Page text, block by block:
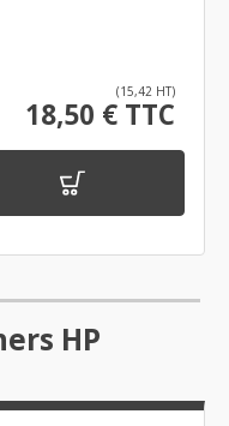
(15,42 HT)
18,50 € TTC
HP